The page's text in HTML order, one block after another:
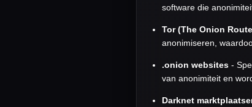
software die
Tor (The Onion
anonimiseren,
.onion websites -
van anonimiteit en
Darknet